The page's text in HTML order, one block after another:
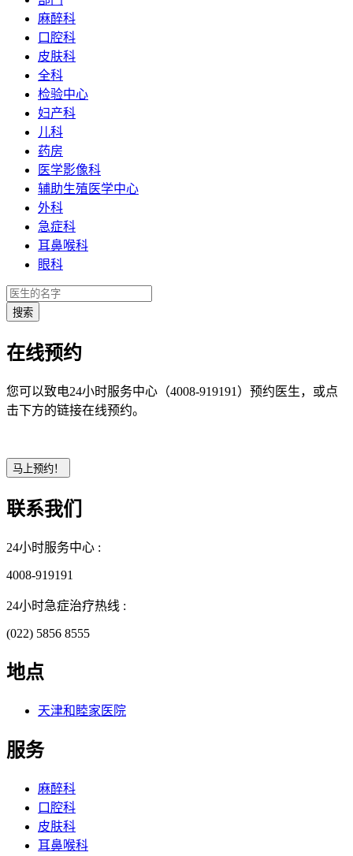
麻醉科
口腔科
皮肤科
全科
检验中心
妇产科
儿科
药房
医学影像科
辅助生殖医学中心
外科
急症科
耳鼻喉科
眼科
在线预约
您可以致电24小时服务中心（4008-919191）预约医生，或点
击下方的链接在线预约。
联系我们
24小时服务中心 :
4008-919191
24小时急症治疗热线 :
(022) 5856 8555
地点
天津和睦家医院
服务
麻醉科
口腔科
皮肤科
耳鼻喉科